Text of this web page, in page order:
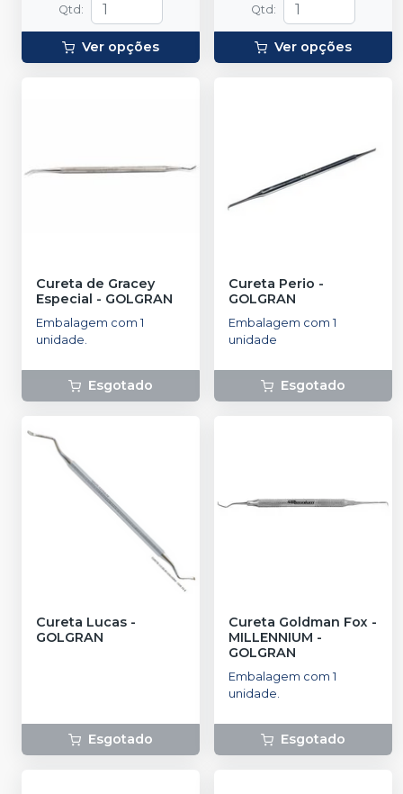
Qtd :
Ver opções
Qtd :
Ver opções
Cureta de Gracey
Especial - GOLGRAN
Embalagem com 1
unidade.
Esgotado
Cureta Perio -
GOLGRAN
Embalagem com 1
unidade
Esgotado
Cureta Lucas -
GOLGRAN
Esgotado
Cureta Goldman Fox -
MILLENNIUM -
GOLGRAN
Embalagem com 1
unidade.
Esgotado